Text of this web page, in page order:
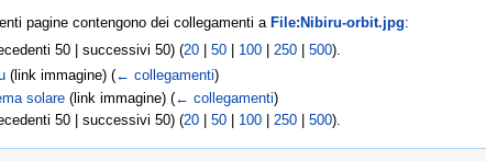
pagine contengono dei collegamenti a File:Nibiru-orbit.jpg:
50 | successivi 50) (20 50 100 250 500).
(link immagine)(← collegamenti)
solare (link immagine)(← collegamenti)
50 | successivi 50) (20 50 100 250 500).